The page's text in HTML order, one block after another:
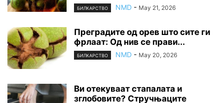
БИЛКАРСТВО NMD - May 21, 2026
Преградите од орев што сите ги
фрлаат: Од нив се прави...
БИЛКАРСТВО NMD - May 20, 2026
Ви отекуваат стапалата и
зглобовите? Стручњаците